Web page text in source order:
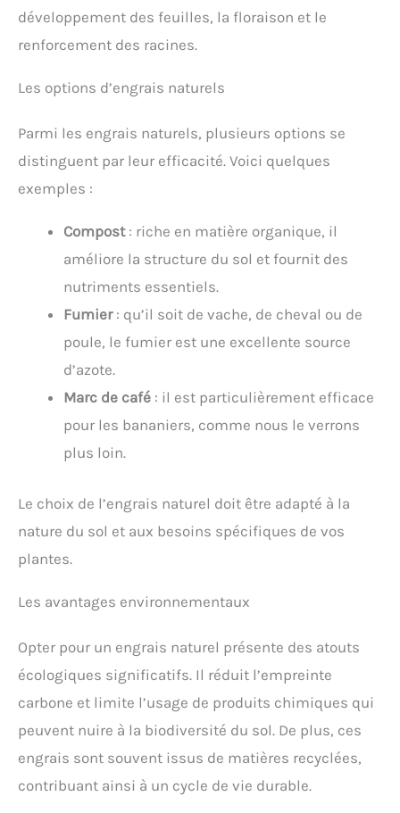
développement des feuilles, la floraison et le
renforcement des racines.
Les options d’engrais naturels
Parmi les engrais naturels, plusieurs options se
distinguent par leur efficacité. Voici quelques
exemples :
Compost: riche en matière organique, il
améliore la structure du sol et fournit des
nutriments essentiels.
Fumier: qu’il soit de vache, de cheval ou de
poule, le fumier est une excellente source
d’azote.
Marc de café : il est particulièrement efficace
pour les bananiers, comme nous le verrons
plus loin.
Le choix de l’engrais naturel doit être adapté à la
nature du sol et aux besoins spécifiques de vos
plantes.
Les avantages environnementaux
Opter pour un engrais naturel présente des atouts
écologiques significatifs. Il réduit l’empreinte
carbone et limite l’usage de produits chimiques qui
peuvent nuire à la biodiversité du sol. De plus, ces
engrais sont souvent issus de matières recyclées,
contribuant ainsi à un cycle de vie durable.